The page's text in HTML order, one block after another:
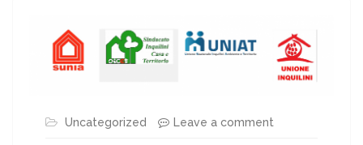
Uncategorized Leave a comment